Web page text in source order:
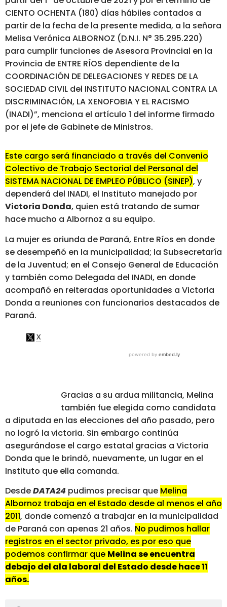
CIENTO OCHENTA (180) días hábiles contados a
partir de la fecha de la presente medida, a la señora
Melisa Verónica ALBORNOZ (D.N.I. N° 35.295.220)
para cumplir funciones de Asesora Provincial en la
Provincia de ENTRE RÍOS dependiente de la
COORDINACIÓN DE DELEGACIONES Y REDES DE LA
SOCIEDAD CIVIL del INSTITUTO NACIONAL CONTRA LA
DISCRIMINACIÓN, LA XENOFOBIA Y EL RACISMO
(INADI)”, menciona el artículo 1 del informe firmado
por el jefe de Gabinete de Ministros.
Este cargo será financiado a través del Convenio
Colectivo de Trabajo Sectorial del Personal del
SISTEMA NACIONAL DE EMPLEO PÚBLICO (SINEP), y
dependerá del INADI, el Instituto manejado por
Victoria Donda, quien está tratando de sumar
hace mucho a Albornoz a su equipo.
La mujer es oriunda de Paraná, Entre Ríos en donde
se desempeñó en la municipalidad; la Subsecretaría
de la Juventud; en el Consejo General de Educación
y también como Delegada del INADI, en donde
acompañó en reiteradas oportunidades a Victoria
Donda a reuniones con funcionarios destacados de
Paraná.
Gracias a su ardua militancia, Melina
también fue elegida como candidata
a diputada en las elecciones del año pasado, pero
no logró la victoria. Sin embargo continúa
asegurándose el cargo estatal gracias a Victoria
Donda que le brindó, nuevamente, un lugar en el
Instituto que ella comanda.
DesdeDATA24 pudimos precisar que Melina
Albornoz trabaja en el Estado desde al menos el año
2011, donde comenzó a trabajar en la municipalidad
de Paraná con apenas 21 años. No pudimos hallar
registros en el sector privado, es por eso que
podemos confirmar que Melina se encuentra
debajo del ala laboral del Estado desde hace 11
años.